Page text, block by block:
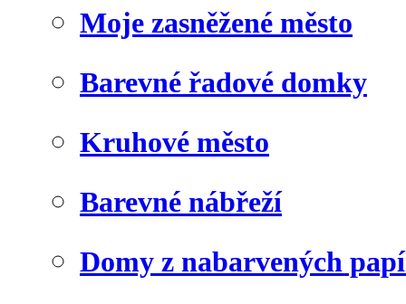
Moje zasněžené město
Barevné řadové domky
Kruhové město
Barevné nábřeží
Domy z nabarvených